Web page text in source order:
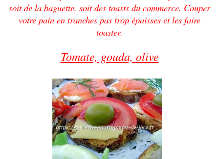
soit de la baguette, soit des toasts du commerce. Couper
votre pain en tranches pas trop épaisses et les faire
toaster.
Tomate, gouda, olive